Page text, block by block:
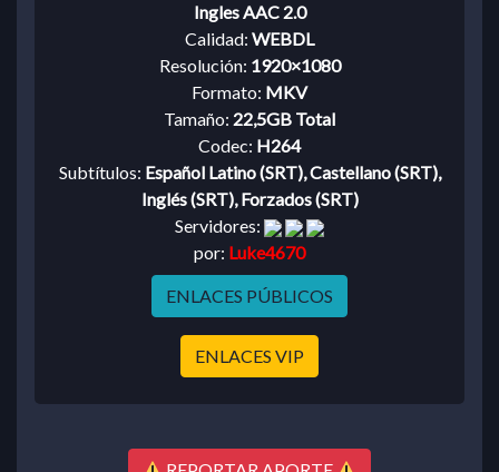
Ingles AAC 2.0
Calidad: WEBDL
Resolución: 1920×1080
Formato: MKV
Tamaño: 22,5GB Total
Codec: H264
Subtítulos: Español Latino (SRT), Castellano (SRT),
Inglés (SRT), Forzados (SRT)
Servidores:
por: Luke4670
ENLACES PÚBLICOS
ENLACES VIP